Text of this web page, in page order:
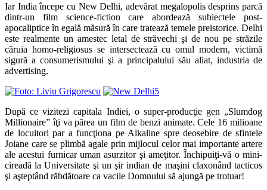
Iar India începe cu New Delhi, adevărat megalopolis desprins parcă
dintr-un film science-fiction care abordează subiectele post-
apocaliptice în egală măsură în care tratează temele preistorice. Delhi
este realmente un amestec letal de străvechi şi de nou pe străzile
căruia homo-religiosus se intersectează cu omul modern, victimă
sigură a consumerismului şi a principalului său aliat, industria de
advertising.
După ce vizitezi capitala Indiei, o super-producţie gen „Slumdog
Millionaire” îţi va părea un film de benzi animate. Cele 16 milioane
de locuitori par a funcţiona pe Alkaline spre deosebire de sfintele
Joiane care se plimbă agale prin mijlocul celor mai importante artere
ale acestui furnicar uman asurzitor şi ameţitor. Închipuiţi-vă o mini-
cireadă la Universitate şi un şir indian de maşini claxonând tacticos
şi aşteptând răbdătoare ca vacile Domnului să ajungă pe trotuar!